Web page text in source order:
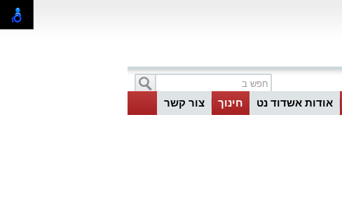
אודות אשדוד נט חינוך צור קשר